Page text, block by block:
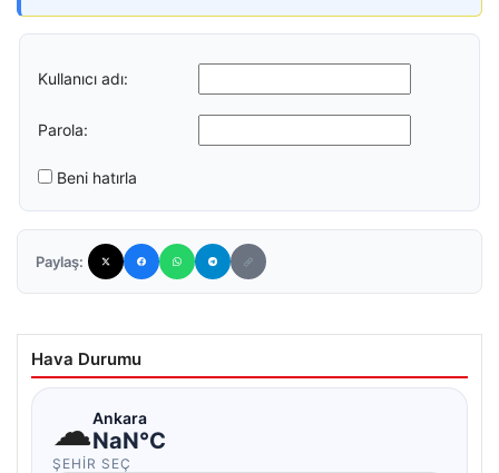
Kullanıcı adı:
Parola:
Beni hatırla
Paylaş:
Hava Durumu
☁Ankara
NaN°C
ŞEHIR SEÇ